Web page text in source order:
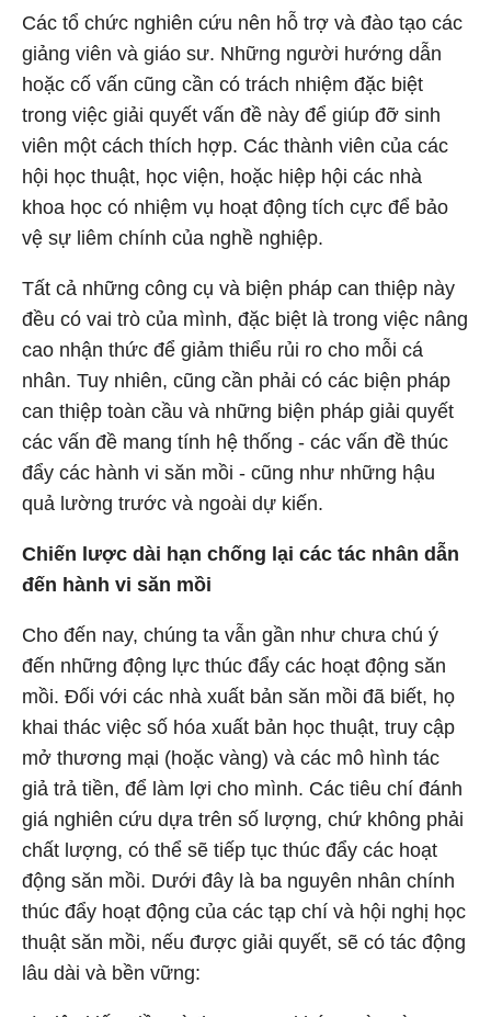
Các tổ chức nghiên cứu nên hỗ trợ và đào tạo các
giảng viên và giáo sư. Những người hướng dẫn
hoặc cố vấn cũng cần có trách nhiệm đặc biệt
trong việc giải quyết vấn đề này để giúp đỡ sinh
viên một cách thích hợp. Các thành viên của các
hội học thuật, học viện, hoặc hiệp hội các nhà
khoa học có nhiệm vụ hoạt động tích cực để bảo
vệ sự liêm chính của nghề nghiệp.
Tất cả những công cụ và biện pháp can thiệp này
đều có vai trò của mình, đặc biệt là trong việc nâng
cao nhận thức để giảm thiểu rủi ro cho mỗi cá
nhân. Tuy nhiên, cũng cần phải có các biện pháp
can thiệp toàn cầu và những biện pháp giải quyết
các vấn đề mang tính hệ thống - các vấn đề thúc
đẩy các hành vi săn mồi - cũng như những hậu
quả lường trước và ngoài dự kiến.
Chiến lược dài hạn chống lại các tác nhân dẫn
đến hành vi săn mồi
Cho đến nay, chúng ta vẫn gần như chưa chú ý
đến những động lực thúc đẩy các hoạt động săn
mồi. Đối với các nhà xuất bản săn mồi đã biết, họ
khai thác việc số hóa xuất bản học thuật, truy cập
mở thương mại (hoặc vàng) và các mô hình tác
giả trả tiền, để làm lợi cho mình. Các tiêu chí đánh
giá nghiên cứu dựa trên số lượng, chứ không phải
chất lượng, có thể sẽ tiếp tục thúc đẩy các hoạt
động săn mồi. Dưới đây là ba nguyên nhân chính
thúc đẩy hoạt động của các tạp chí và hội nghị học
thuật săn mồi, nếu được giải quyết, sẽ có tác động
lâu dài và bền vững: